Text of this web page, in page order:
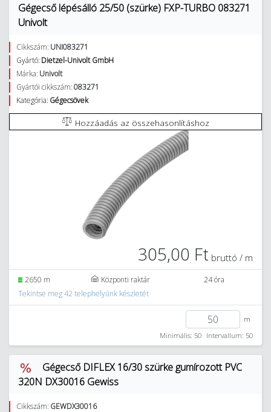
Gégecső lépésálló 25/50 (szürke) FXP-TURBO 083271
Univolt
Cikkszám: UNI083271
Gyártó: Dietzel-Univolt GmbH
Márka: Univolt
Gyártói cikkszám:083271
Kategória: Gégecsövek
Hozzáadás az összehasonlításhoz
305,00 Ft bruttó / m
2650 m Központi raktár
24 óra
Tekintse meg 42 telephelyünk készletét
m
Minimális: 50 Intervallum: 50
Gégecső DIFLEX 16/30 szürke gumírozott PVC
320N DX30016 Gewiss
Cikkszám: GEWDX30016